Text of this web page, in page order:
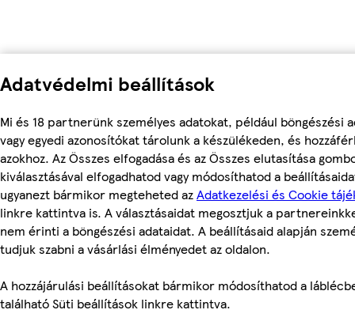
Adatvédelmi beállítások
Mi és 18 partnerünk személyes adatokat, például böngészési
vagy egyedi azonosítókat tárolunk a készülékeden, és
azokhoz. Az Összes elfogadása és az Összes elutasítása
kiválasztásával elfogadhatod vagy módosíthatod a
ugyanezt bármikor megteheted azAdatkezelési és Cookie
linkre kattintva is. A választásaidat megosztjuk a
nem érinti a böngészési adataidat. A beállításaid alapján
tudjuk szabni a vásárlási élményedet az oldalon.
A hozzájárulási beállításokat bármikor módosíthatod a
található Süti beállítások linkre kattintva.